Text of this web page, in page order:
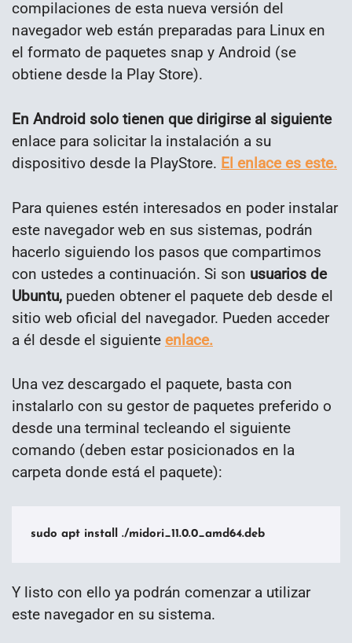
compilaciones de esta nueva versión del
navegador web están preparadas para Linux en
el formato de paquetes snap y Android (se
obtiene desde la Play Store).
En Android solo tienen que dirigirse al siguiente
enlace para solicitar la instalación a su
dispositivo desde la PlayStore. El enlace es este.
Para quienes estén interesados en poder instalar
este navegador web en sus sistemas, podrán
hacerlo siguiendo los pasos que compartimos
con ustedes a continuación. Si son usuarios de
Ubuntu, pueden obtener el paquete deb desde el
sitio web oficial del navegador. Pueden acceder
a él desde el siguiente enlace.
Una vez descargado el paquete, basta con
instalarlo con su gestor de paquetes preferido o
desde una terminal tecleando el siguiente
comando (deben estar posicionados en la
carpeta donde está el paquete):
sudo apt install ./midori_11.0.0_amd64.deb
Y listo con ello ya podrán comenzar a utilizar
este navegador en su sistema.